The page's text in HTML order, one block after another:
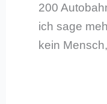
200
ich sage
kein